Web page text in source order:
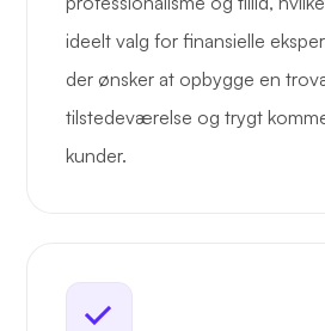
ideelt valg for finansielle
der ønsker at opbygge en
tilstedeværelse og trygt
kunder.